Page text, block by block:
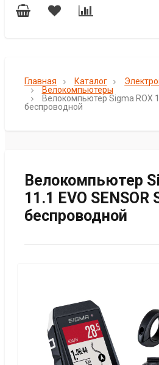
Главная Каталог
Велокомпьютеры
Велокомпьютер Sigma ROX
беспроводной
Велокомпьютер
11.1 EVO SENSOR
беспроводной